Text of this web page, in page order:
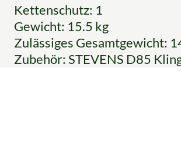
Kettenschutz: 1
Gewicht: 15.5 kg
Zulässiges Gesamtgewicht:
Zubehör: STEVENS D85